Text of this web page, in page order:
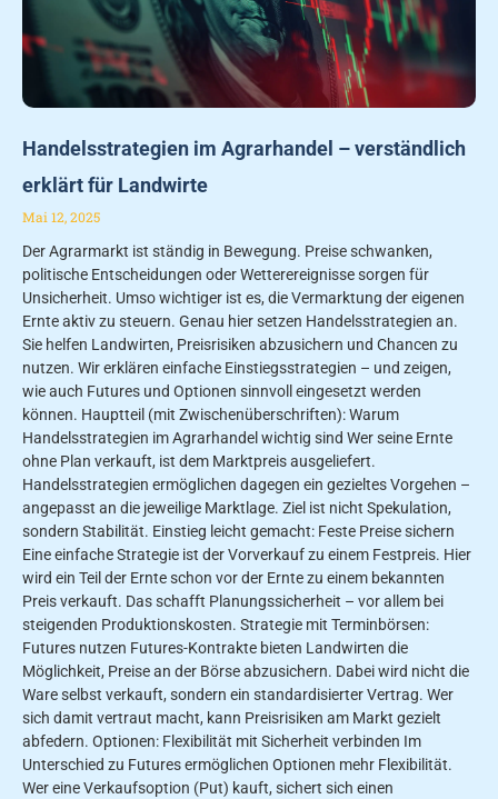
Handelsstrategien im Agrarhandel – verständlich
erklärt für Landwirte
Mai 12, 2025
Der Agrarmarkt ist ständig in Bewegung. Preise schwanken,
politische Entscheidungen oder Wetterereignisse sorgen für
Unsicherheit. Umso wichtiger ist es, die Vermarktung der eigenen
Ernte aktiv zu steuern. Genau hier setzen Handelsstrategien an.
Sie helfen Landwirten, Preisrisiken abzusichern und Chancen zu
nutzen. Wir erklären einfache Einstiegsstrategien – und zeigen,
wie auch Futures und Optionen sinnvoll eingesetzt werden
können. Hauptteil (mit Zwischenüberschriften): Warum
Handelsstrategien im Agrarhandel wichtig sind Wer seine Ernte
ohne Plan verkauft, ist dem Marktpreis ausgeliefert.
Handelsstrategien ermöglichen dagegen ein gezieltes Vorgehen –
angepasst an die jeweilige Marktlage. Ziel ist nicht Spekulation,
sondern Stabilität. Einstieg leicht gemacht: Feste Preise sichern
Eine einfache Strategie ist der Vorverkauf zu einem Festpreis. Hier
wird ein Teil der Ernte schon vor der Ernte zu einem bekannten
Preis verkauft. Das schafft Planungssicherheit – vor allem bei
steigenden Produktionskosten. Strategie mit Terminbörsen:
Futures nutzen Futures-Kontrakte bieten Landwirten die
Möglichkeit, Preise an der Börse abzusichern. Dabei wird nicht die
Ware selbst verkauft, sondern ein standardisierter Vertrag. Wer
sich damit vertraut macht, kann Preisrisiken am Markt gezielt
abfedern. Optionen: Flexibilität mit Sicherheit verbinden Im
Unterschied zu Futures ermöglichen Optionen mehr Flexibilität.
Wer eine Verkaufsoption (Put) kauft, sichert sich einen